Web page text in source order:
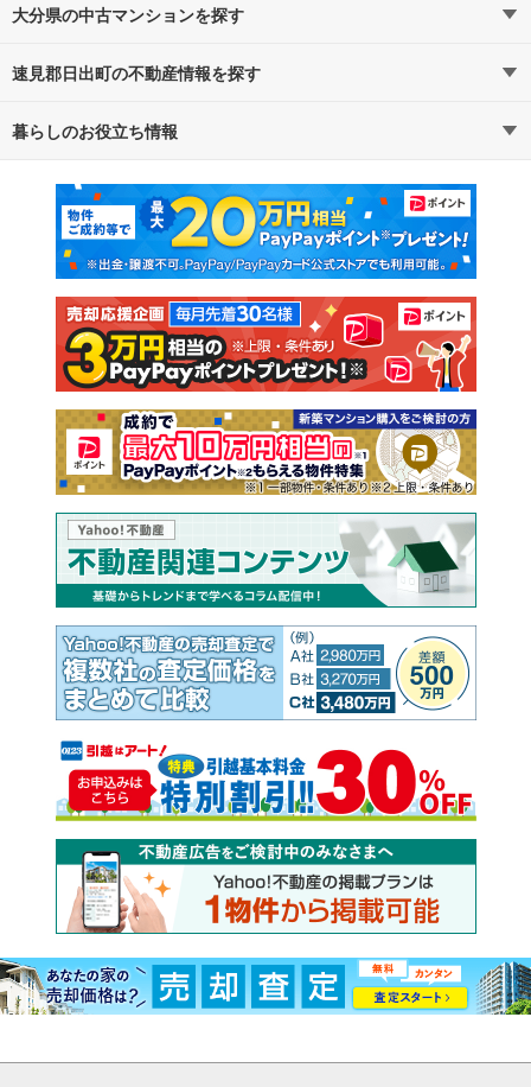
大分県の中古マンションを探す
路線・駅から探す
通勤・通学時間から探す
速見郡日出町の不動産情報を探す
不動産・住宅
新築マンション 中古マンション
新築一戸建て 中古一戸建て
注文住宅 土地
売却査定
暮らしのお役立ち情報
マンションカタログ 教えて！住まいの先生